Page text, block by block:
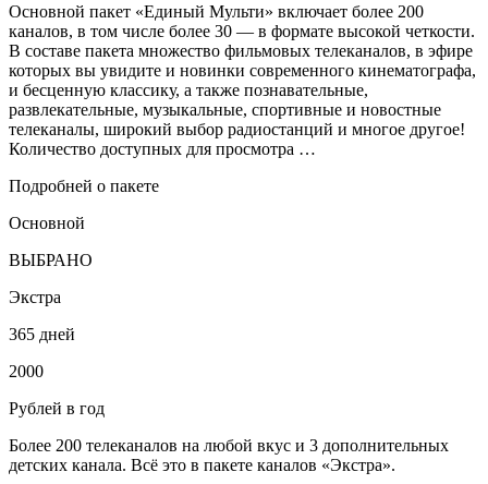
Основной пакет «Единый Мульти» включает более 200
каналов, в том числе более 30 — в формате высокой четкости.
В составе пакета множество фильмовых телеканалов, в эфире
которых вы увидите и новинки современного кинематографа,
и бесценную классику, а также познавательные,
развлекательные, музыкальные, спортивные и новостные
телеканалы, широкий выбор радиостанций и многое другое!
Количество доступных для просмотра …
Подробней о пакете
Основной
ВЫБРАНО
Экстра
365 дней
2000
Рублей в год
Более 200 телеканалов на любой вкус и 3 дополнительных
детских канала. Всё это в пакете каналов «Экстра».